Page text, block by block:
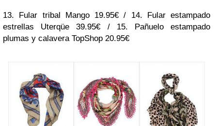
13. Fular tribal Mango 19.95€ / 14. Fular estampado
estrellas Uterqüe 39.95€ / 15. Pañuelo estampado
plumas y calavera TopShop 20.95€